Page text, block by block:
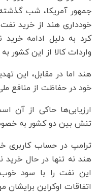
جمهور آمریکا، شب گذشته
خودداری هند از خرید نفت
کرد به دلیل ادامه
واردات کالا از این کشور
هند اما در مقابل، این
خود در حفاظت از منافع
ارزیابی‌ها حاکی از آن
تنش بین دو کشور به
ترامپ در حساب کاربری
هند نه تنها در حال خرید
این نفت را با سود
اتفاقات اوکراین